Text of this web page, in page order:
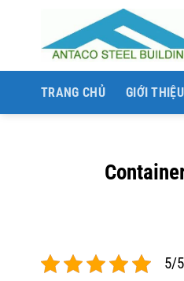
dung
TRANG CHỦ GIỚI THIỆU
5/